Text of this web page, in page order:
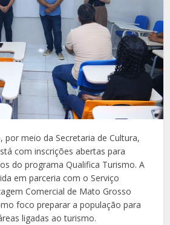
por meio da Secretaria de Cultura,
com inscrições abertas para
do programa Qualifica Turismo. A
em parceria com o Serviço
Comercial de Mato Grosso
foco preparar a população para
ligadas ao turismo.